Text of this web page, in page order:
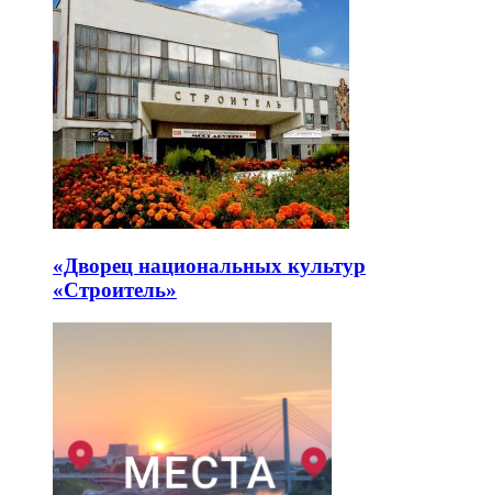
«Дворец национальных культур
«Строитель»